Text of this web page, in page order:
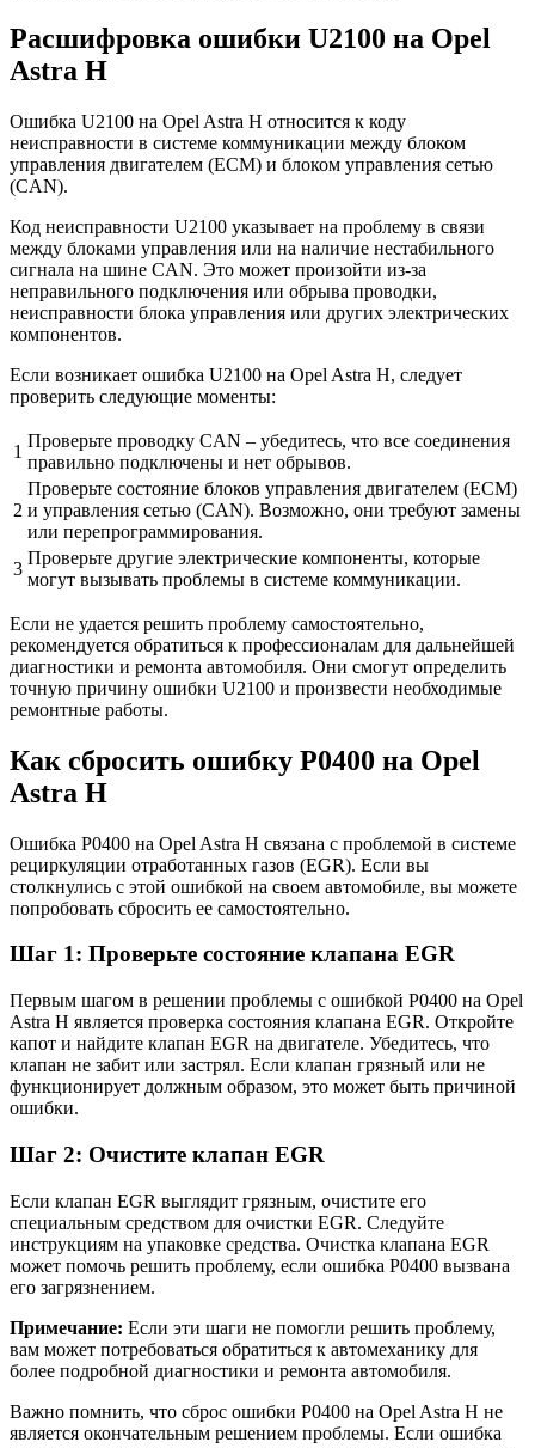
Расшифровка ошибки U2100 на Opel
Astra H
Ошибка U2100 на Opel Astra H относится к коду
неисправности в системе коммуникации между блоком
управления двигателем (ECM) и блоком управления сетью
(CAN).
Код неисправности U2100 указывает на проблему в связи
между блоками управления или на наличие нестабильного
сигнала на шине CAN. Это может произойти из-за
неправильного подключения или обрыва проводки,
неисправности блока управления или других электрических
компонентов.
Если возникает ошибка U2100 на Opel Astra H, следует
проверить следующие моменты:
1
Проверьте проводку CAN – убедитесь, что все соединения
правильно подключены и нет обрывов.
2
Проверьте состояние блоков управления двигателем (ECM)
и управления сетью (CAN). Возможно, они требуют замены
или перепрограммирования.
3
Проверьте другие электрические компоненты, которые
могут вызывать проблемы в системе коммуникации.
Если не удается решить проблему самостоятельно,
рекомендуется обратиться к профессионалам для дальнейшей
диагностики и ремонта автомобиля. Они смогут определить
точную причину ошибки U2100 и произвести необходимые
ремонтные работы.
Как сбросить ошибку P0400 на Opel
Astra H
Ошибка P0400 на Opel Astra H связана с проблемой в системе
рециркуляции отработанных газов (EGR). Если вы
столкнулись с этой ошибкой на своем автомобиле, вы можете
попробовать сбросить ее самостоятельно.
Шаг 1: Проверьте состояние клапана EGR
Первым шагом в решении проблемы с ошибкой P0400 на Opel
Astra H является проверка состояния клапана EGR. Откройте
капот и найдите клапан EGR на двигателе. Убедитесь, что
клапан не забит или застрял. Если клапан грязный или не
функционирует должным образом, это может быть причиной
ошибки.
Шаг 2: Очистите клапан EGR
Если клапан EGR выглядит грязным, очистите его
специальным средством для очистки EGR. Следуйте
инструкциям на упаковке средства. Очистка клапана EGR
может помочь решить проблему, если ошибка P0400 вызвана
его загрязнением.
Примечание: Если эти шаги не помогли решить проблему,
вам может потребоваться обратиться к автомеханику для
более подробной диагностики и ремонта автомобиля.
Важно помнить, что сброс ошибки P0400 на Opel Astra H не
является окончательным решением проблемы. Если ошибка